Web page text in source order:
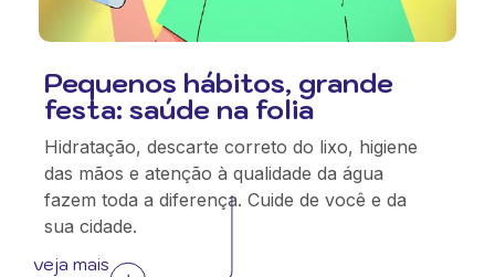
Pequenos hábitos, grande
festa: saúde na folia
Hidratação, descarte correto do lixo, higiene
das mãos e atenção à qualidade da água
fazem toda a diferença. Cuide de você e da
sua cidade.
veja mais